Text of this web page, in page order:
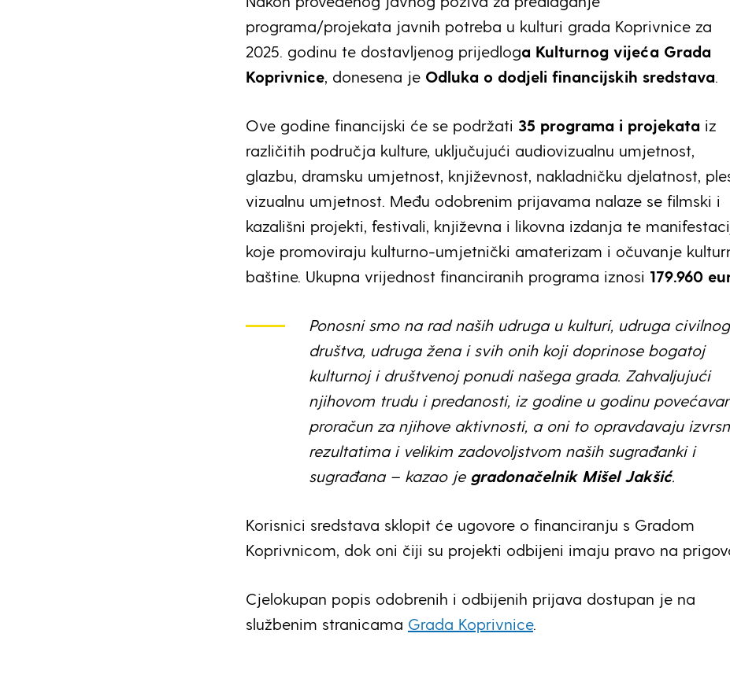
programa/projekata javnih potreba u kulturi grada Koprivnice za
2025. godinu te dostavljenog prijedloga Kulturnog vijeća Grada
Koprivnice, donesena je Odluka o dodjeli financijskih sredstava.
Ove godine financijski će se podržati 35 programa i projekata iz
različitih područja kulture, uključujući audiovizualnu umjetnost,
glazbu, dramsku umjetnost, književnost, nakladničku djelatnost,
vizualnu umjetnost. Među odobrenim prijavama nalaze se filmski i
kazališni projekti, festivali, književna i likovna izdanja te
koje promoviraju kulturno-umjetnički amaterizam i očuvanje
baštine. Ukupna vrijednost financiranih programa iznosi 179.960
Ponosni smo na rad naših udruga u kulturi, udruga civilnog
društva, udruga žena i svih onih koji doprinose bogatoj
kulturnoj i društvenoj ponudi našega grada. Zahvaljujući
njihovom trudu i predanosti, iz godine u godinu
proračun za njihove aktivnosti, a oni to opravdavaju
rezultatima i velikim zadovoljstvom naših sugrađanki i
sugrađana – kazao je gradonačelnik Mišel Jakšić.
Korisnici sredstava sklopit će ugovore o financiranju s Gradom
Koprivnicom, dok oni čiji su projekti odbijeni imaju pravo na
Cjelokupan popis odobrenih i odbijenih prijava dostupan je na
službenim stranicama Grada Koprivnice.